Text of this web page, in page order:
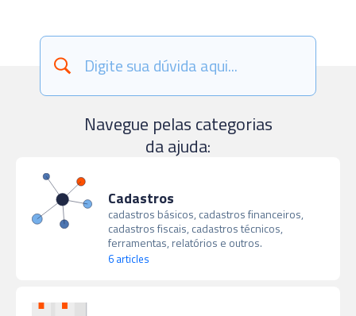
Navegue pelas categorias
da ajuda:
Cadastros
cadastros básicos, cadastros financeiros,
cadastros fiscais, cadastros técnicos,
ferramentas, relatórios e outros.
6 articles